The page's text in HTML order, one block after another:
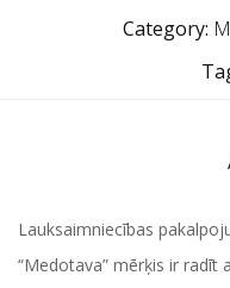
Category:
Lauksaimniecības
“Medotava” mērķis ir radīt